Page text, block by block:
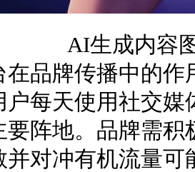
AI生成内容
在品牌传播中的
户每天使用社交
要阵地。品牌需
并对冲有机流量